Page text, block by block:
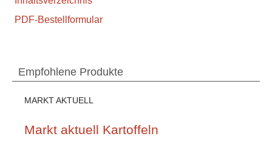
PDF-Bestellformular
Empfohlene Produkte
MARKT AKTUELL
Markt aktuell Kartoffeln